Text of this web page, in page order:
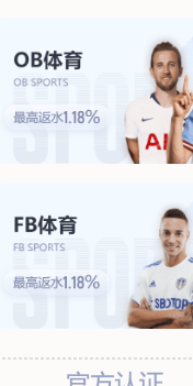
评估（ECDA） 管道河
杂散
护 环焊缝开挖复拍及补
行、维护
备 防腐材料
高风险区